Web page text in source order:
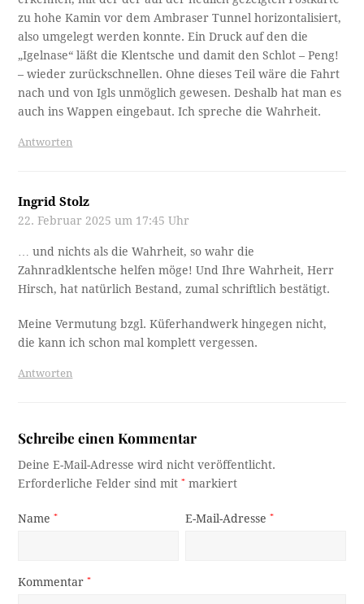
zu hohe Kamin vor dem Ambraser Tunnel horizontalisiert,
also umgelegt werden konnte. Ein Druck auf den die
„Igelnase“ läßt die Klentsche und damit den Schlot – Peng!
– wieder zurückschnellen. Ohne dieses Teil wäre die Fahrt
nach und von Igls unmöglich gewesen. Deshalb hat man es
auch ins Wappen eingebaut. Ich spreche die Wahrheit.
Antworten
Ingrid Stolz
22. Februar 2025 um 17:45 Uhr
… und nichts als die Wahrheit, so wahr die
Zahnradklentsche helfen möge! Und Ihre Wahrheit, Herr
Hirsch, hat natürlich Bestand, zumal schriftlich bestätigt.
Meine Vermutung bzgl. Küferhandwerk hingegen nicht,
die kann ich schon mal komplett vergessen.
Antworten
Schreibe einen Kommentar
Deine E-Mail-Adresse wird nicht veröffentlicht.
Erforderliche Felder sind mit* markiert
Name* E-Mail-Adresse*
Kommentar*